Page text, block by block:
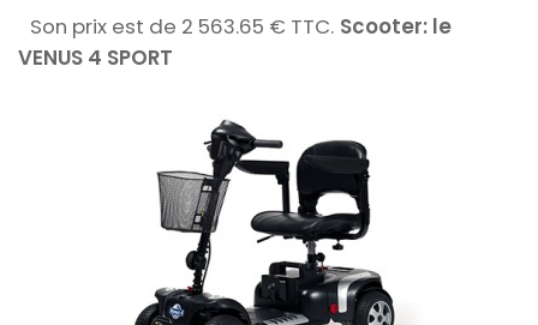
Son prix est de 2 563.65 € TTC. Scooter: le
VENUS 4 SPORT